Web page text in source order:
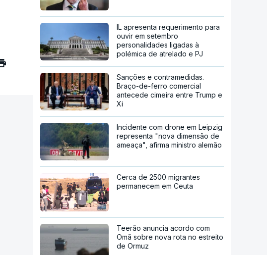
IL apresenta requerimento para
ouvir em setembro
personalidades ligadas à
polémica de atrelado e PJ
Sanções e contramedidas.
Braço-de-ferro comercial
antecede cimeira entre Trump e
Xi
Incidente com drone em Leipzig
representa "nova dimensão de
ameaça", afirma ministro alemão
Cerca de 2500 migrantes
permanecem em Ceuta
Teerão anuncia acordo com
Omã sobre nova rota no estreito
de Ormuz